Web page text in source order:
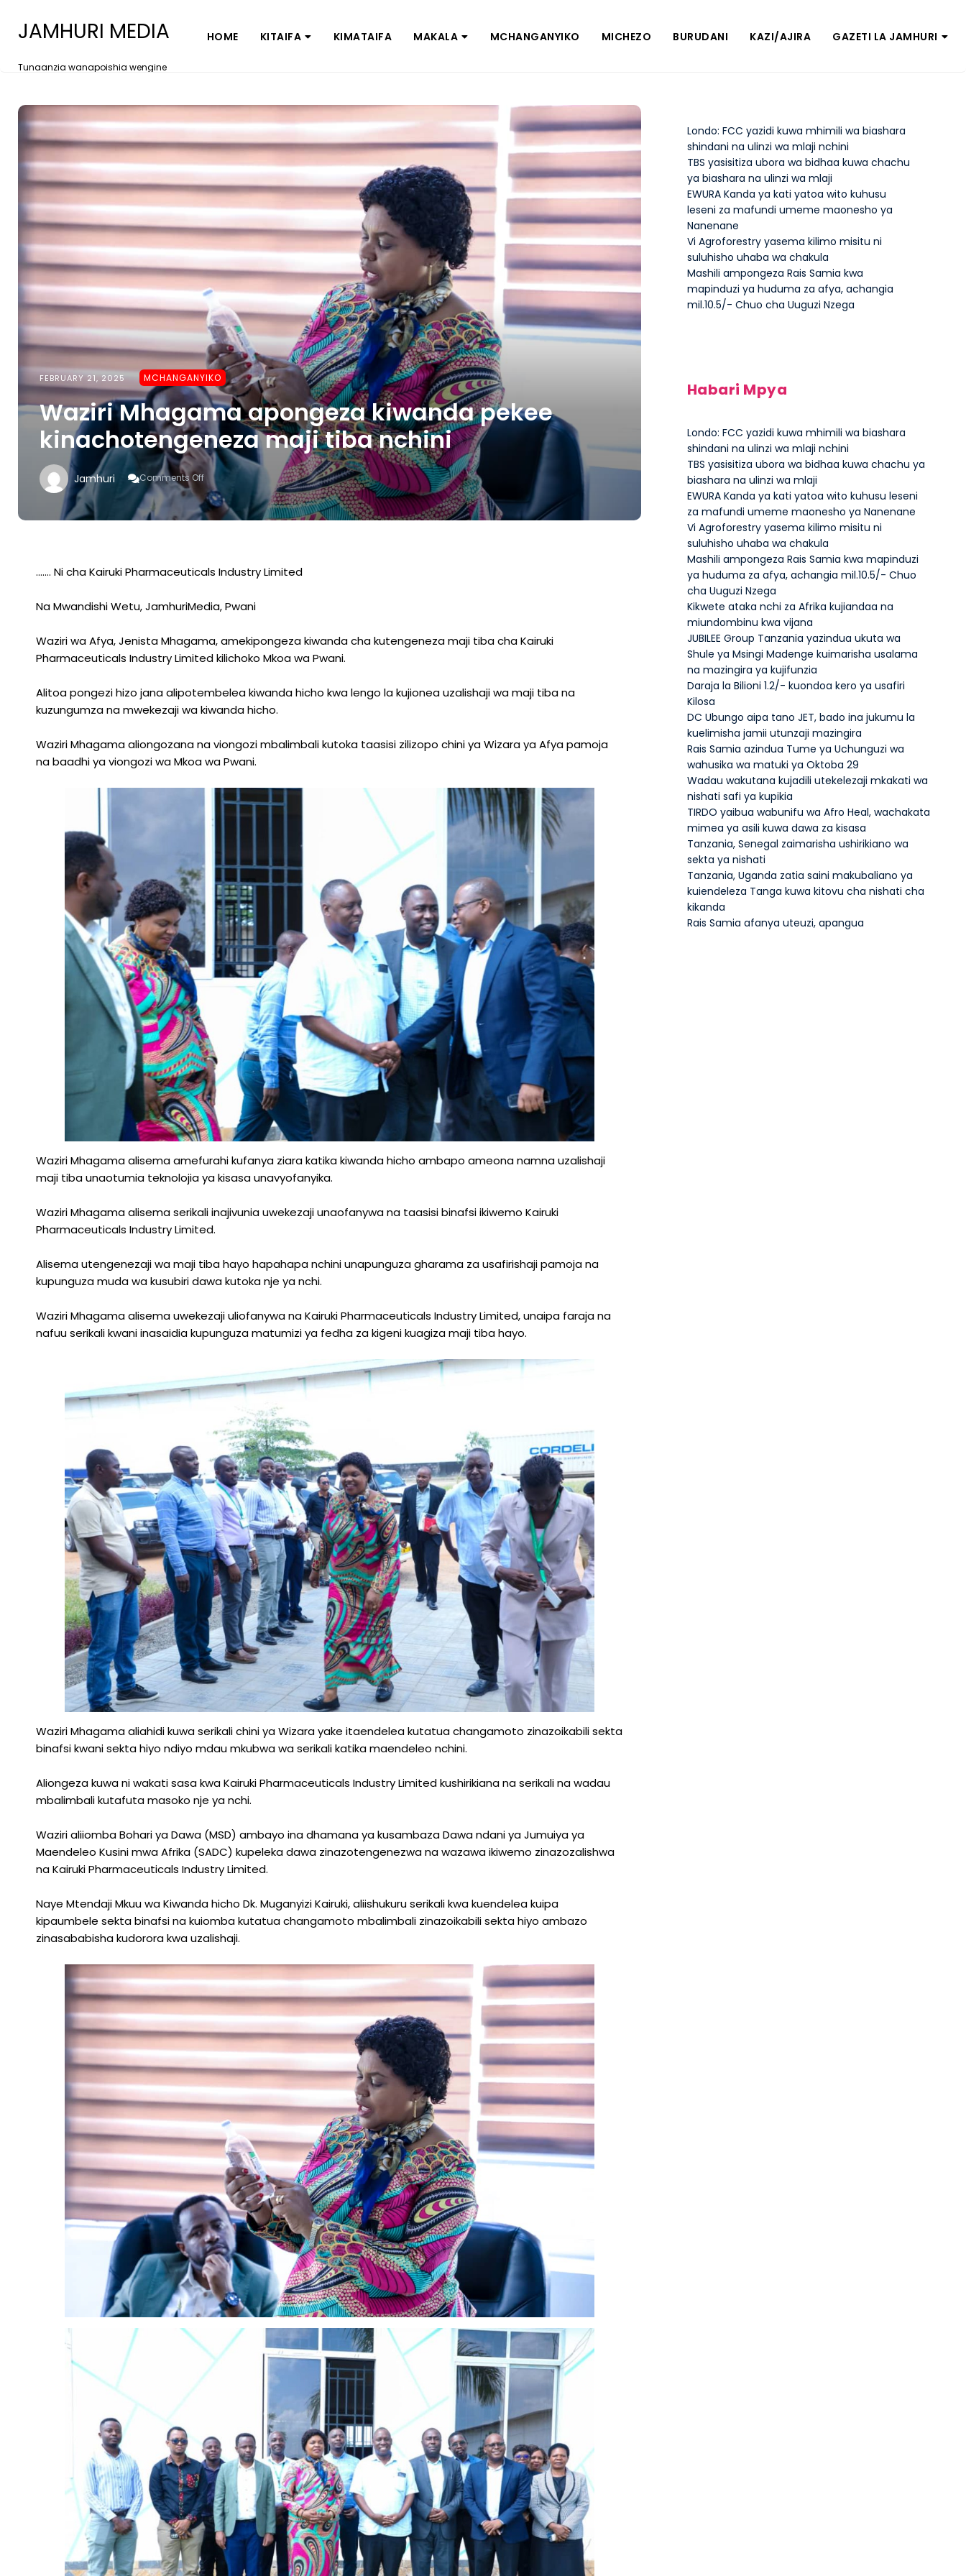
JAMHURI MEDIA
Tunaanzia wanapoishia wengine
HOME KITAIFA KIMATAIFA MAKALA MCHANGANYIKO MICHEZO BURUDANI KAZI/AJIRA GAZETI LA JAMHURI
FEBRUARY 21, 2025 MCHANGANYIKO
Waziri Mhagama apongeza kiwanda pekee
kinachotengeneza maji tiba nchini
Jamhuri Comments Off
On
Waziri
Mhagama
Apongeza
Maji
Tiba
……. Ni cha Kairuki Pharmaceuticals Industry Limited
Na Mwandishi Wetu, JamhuriMedia, Pwani
Waziri wa Afya, Jenista Mhagama, amekipongeza kiwanda cha kutengeneza maji tiba cha Kairuki
Pharmaceuticals Industry Limited kilichoko Mkoa wa Pwani.
Alitoa pongezi hizo jana alipotembelea kiwanda hicho kwa lengo la kujionea uzalishaji wa maji tiba na
kuzungumza na mwekezaji wa kiwanda hicho.
Waziri Mhagama aliongozana na viongozi mbalimbali kutoka taasisi zilizopo chini ya Wizara ya Afya pamoja
na baadhi ya viongozi wa Mkoa wa Pwani.
Waziri Mhagama alisema amefurahi kufanya ziara katika kiwanda hicho ambapo ameona namna uzalishaji
maji tiba unaotumia teknolojia ya kisasa unavyofanyika.
Waziri Mhagama alisema serikali inajivunia uwekezaji unaofanywa na taasisi binafsi ikiwemo Kairuki
Pharmaceuticals Industry Limited.
Alisema utengenezaji wa maji tiba hayo hapahapa nchini unapunguza gharama za usafirishaji pamoja na
kupunguza muda wa kusubiri dawa kutoka nje ya nchi.
Waziri Mhagama alisema uwekezaji uliofanywa na Kairuki Pharmaceuticals Industry Limited, unaipa faraja na
nafuu serikali kwani inasaidia kupunguza matumizi ya fedha za kigeni kuagiza maji tiba hayo.
Waziri Mhagama aliahidi kuwa serikali chini ya Wizara yake itaendelea kutatua changamoto zinazoikabili sekta
binafsi kwani sekta hiyo ndiyo mdau mkubwa wa serikali katika maendeleo nchini.
Aliongeza kuwa ni wakati sasa kwa Kairuki Pharmaceuticals Industry Limited kushirikiana na serikali na wadau
mbalimbali kutafuta masoko nje ya nchi.
Waziri aliiomba Bohari ya Dawa (MSD) ambayo ina dhamana ya kusambaza Dawa ndani ya Jumuiya ya
Maendeleo Kusini mwa Afrika (SADC) kupeleka dawa zinazotengenezwa na wazawa ikiwemo zinazozalishwa
na Kairuki Pharmaceuticals Industry Limited.
Naye Mtendaji Mkuu wa Kiwanda hicho Dk. Muganyizi Kairuki, aliishukuru serikali kwa kuendelea kuipa
kipaumbele sekta binafsi na kuiomba kutatua changamoto mbalimbali zinazoikabili sekta hiyo ambazo
zinasababisha kudorora kwa uzalishaji.
Londo: FCC yazidi kuwa mhimili wa biashara
shindani na ulinzi wa mlaji nchini
TBS yasisitiza ubora wa bidhaa kuwa chachu
ya biashara na ulinzi wa mlaji
EWURA Kanda ya kati yatoa wito kuhusu
leseni za mafundi umeme maonesho ya
Nanenane
Vi Agroforestry yasema kilimo misitu ni
suluhisho uhaba wa chakula
Mashili ampongeza Rais Samia kwa
mapinduzi ya huduma za afya, achangia
mil.10.5/- Chuo cha Uuguzi Nzega
Habari Mpya
Londo: FCC yazidi kuwa mhimili wa biashara
shindani na ulinzi wa mlaji nchini
TBS yasisitiza ubora wa bidhaa kuwa chachu ya
biashara na ulinzi wa mlaji
EWURA Kanda ya kati yatoa wito kuhusu leseni
za mafundi umeme maonesho ya Nanenane
Vi Agroforestry yasema kilimo misitu ni
suluhisho uhaba wa chakula
Mashili ampongeza Rais Samia kwa mapinduzi
ya huduma za afya, achangia mil.10.5/- Chuo
cha Uuguzi Nzega
Kikwete ataka nchi za Afrika kujiandaa na
miundombinu kwa vijana
JUBILEE Group Tanzania yazindua ukuta wa
Shule ya Msingi Madenge kuimarisha usalama
na mazingira ya kujifunzia
Daraja la Bilioni 1.2/- kuondoa kero ya usafiri
Kilosa
DC Ubungo aipa tano JET, bado ina jukumu la
kuelimisha jamii utunzaji mazingira
Rais Samia azindua Tume ya Uchunguzi wa
wahusika wa matuki ya Oktoba 29
Wadau wakutana kujadili utekelezaji mkakati wa
nishati safi ya kupikia
TIRDO yaibua wabunifu wa Afro Heal, wachakata
mimea ya asili kuwa dawa za kisasa
Tanzania, Senegal zaimarisha ushirikiano wa
sekta ya nishati
Tanzania, Uganda zatia saini makubaliano ya
kuiendeleza Tanga kuwa kitovu cha nishati cha
kikanda
Rais Samia afanya uteuzi, apangua